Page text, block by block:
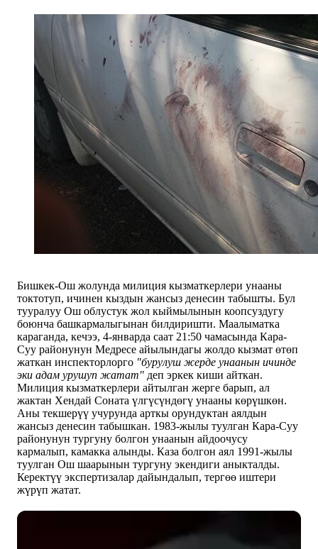
Бишкек-Ош жолунда милиция кызматкерлери унааны
токтотуп, ичинен кыздын жансыз денесин табышты. Бул
тууралуу Ош облустук жол кыймылынын коопсуздугу
боюнча башкармалыгынан билдиришти. Маалыматка
караганда, кечээ, 4-январда саат 21:50 чамасында Кара-
Суу районунун Медресе айылындагы жолдо кызмат өтөп
жаткан инспекторлорго "бурулуш жерде унаанын ичинде
эки адам урушуп жатат" деп эркек киши айткан.
Милиция кызматкерлери айтылган жерге барып, ал
жактан Хендай Соната үлгүсүндөгү унааны көрүшкөн.
Аны текшерүү учурунда арткы орундуктан аялдын
жансыз денесин табышкан. 1983-жылы туулган Кара-Суу
районунун тургуну болгон унаанын айдоочусу
кармалып, камакка алынды. Каза болгон аял 1991-жылы
туулган Ош шаарынын тургуну экендиги аныкталды.
Керектүү экспертизалар дайындалып, тергөө иштери
жүрүп жатат.